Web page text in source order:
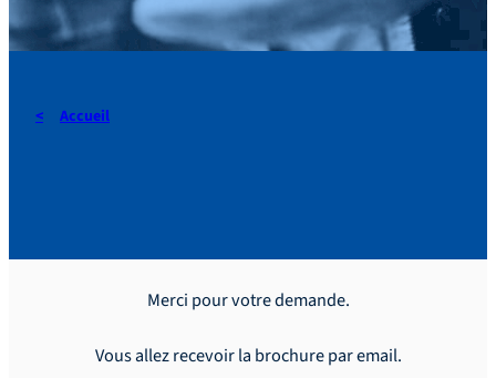
Accueil
Merci pour votre demande.
Vous allez recevoir la brochure par email.